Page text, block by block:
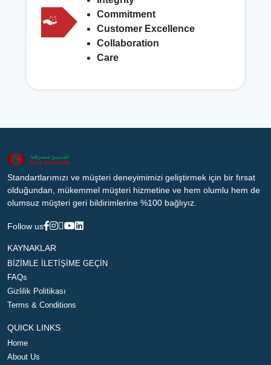
Commitment
Customer Excellence
Collaboration
Care
Standartlarımızı ve müşteri deneyimimizi geliştirmek için bir fırsat
olduğundan, mükemmel müşteri hizmetine ve hem olumlu hem de
olumsuz müşteri geri bildirimlerine %100 bağlıyız.
Follow us
KAYNAKLAR
BİZİMLE İLETİŞİME GEÇİN
FAQs
Gizlilik Politikası
Terms & Conditions
QUICK LINKS
Home
About Us